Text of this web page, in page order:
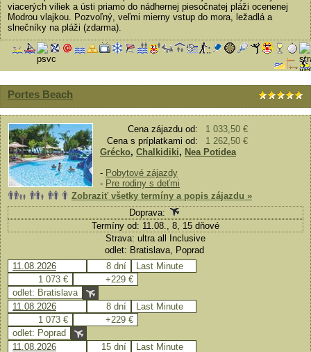
viacerých viliek a ústi priamo do nádhernej piesočnatej pláži ocenenej
Modrou vlajkou. Pozvoľný, veľmi mierny vstup do mora, ležadlá a
slnečníky na pláži (zdarma).
Portes Beach
Cena zájazdu od:
1 033,50 €
Cena s príplatkami od:
1 262,50 €
Grécko, Chalkidiki, Nea Potidea
- Pobytové zájazdy
- Pre rodiny s deťmi
Zobraziť všetky termíny a popis zájazdu »
Doprava:
Termíny od: 11.08., 8, 15 dňové
Strava: ultra all Inclusive
odlet: Bratislava, Poprad
11.08.2026
8 dní
Last Minute
1 073 €
+229 €
odlet: Bratislava
11.08.2026
8 dní
Last Minute
1 073 €
+229 €
odlet: Poprad
11.08.2026
15 dní
Last Minute